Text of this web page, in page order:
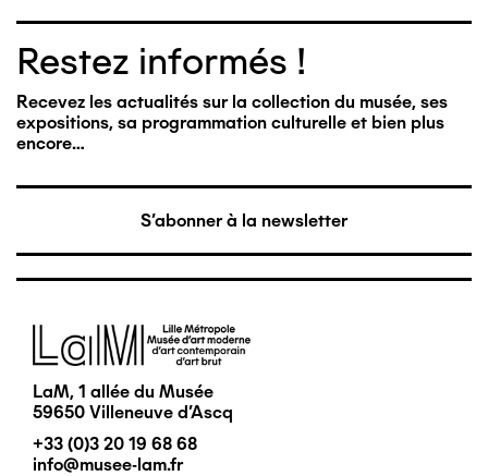
Restez informés !
Recevez les actualités sur la collection du musée, ses
expositions, sa programmation culturelle et bien plus
encore…
S'abonner à la newsletter
Image
LaM, 1 allée du Musée
59650 Villeneuve d'Ascq
+33 (0)3 20 19 68 68
info@musee-lam.fr